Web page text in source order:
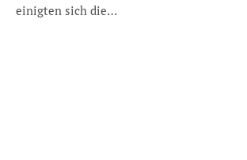
einigten sich die…